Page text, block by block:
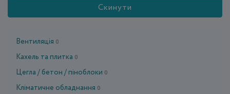
Скинути
Вентиляція 0
Кахель та плитка 0
Цегла / бетон / піноблоки 0
Кліматичне обладнання 0